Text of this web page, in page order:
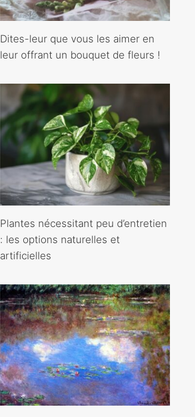
Dites-leur que vous les aimer en
leur offrant un bouquet de fleurs !
Plantes nécessitant peu d’entretien
: les options naturelles et
artificielles